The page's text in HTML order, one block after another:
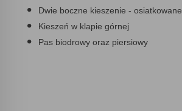
Dwie boczne kieszenie - osiatkowane
Kieszeń w klapie górnej
Pas biodrowy oraz piersiowy